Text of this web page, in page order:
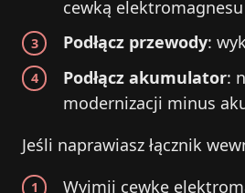
cewką
Podłącz przewody:
Podłącz akumulator:
modernizacji minus
Jeśli naprawiasz łącznik
Wyjmij cewkę